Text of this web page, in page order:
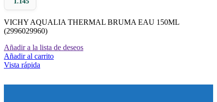
VICHY AQUALIA THERMAL BRUMA EAU 150ML
(2996029960)
Añadir a la lista de deseos
Añadir al carrito
Vista rápida